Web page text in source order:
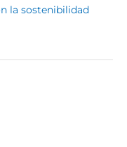
la sostenibilidad